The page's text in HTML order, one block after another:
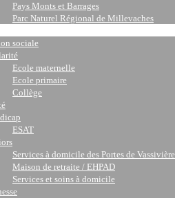
Pays Monts et Barrages
Parc Naturel Régional de Millevaches
sociale
Ecole maternelle
Ecole primaire
Collège
ESAT
Services à domicile des Portes de Vassivière
Maison de retraite / EHPAD
Services et soins à domicile